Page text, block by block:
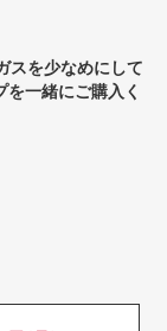
スを少なめにして
一緒にご購入く